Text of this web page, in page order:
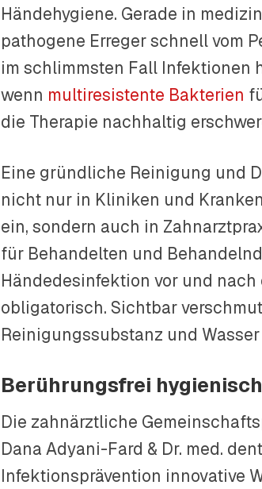
Händehygiene. Gerade in
pathogene Erreger schnell vom
im schlimmsten Fall Infektionen
wenn multiresistente Bakterien
die Therapie nachhaltig
Eine gründliche Reinigung und
nicht nur in Kliniken und
ein, sondern auch in
für Behandelten und
Händedesinfektion vor und
obligatorisch. Sichtbar
Reinigungssubstanz und
Berührungsfrei
Die zahnärztliche
Dana Adyani-Fard & Dr. med.
Infektionsprävention innovative